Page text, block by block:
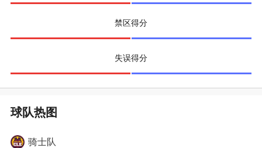
禁区得分
失误得分
骑士队
球队热图